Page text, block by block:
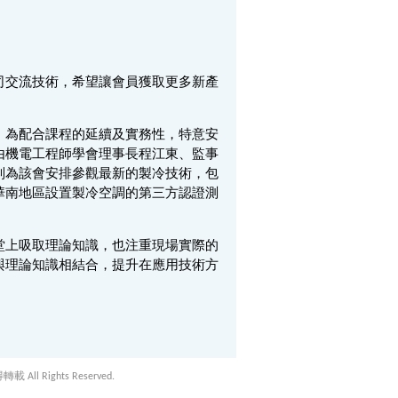
流技術，希望讓會員獲取更多新產
配合課程的延續及實務性，特意安
電工程師學會理事長程江東、監事
該會安排參觀最新的製冷技術，包
地區設置製冷空調的第三方認證測
吸取理論知識，也注重現場實際的
論知識相結合，提升在應用技術方
載 All Rights Reserved.